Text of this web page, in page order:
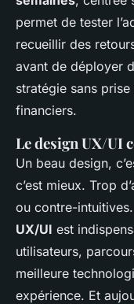
permet de tester
recueillir des
avant de déployer
stratégie sans
financiers.
Le design UX/UI
Un beau design,
c’est mieux. Trop
ou contre-
UX/UI est
utilisateurs,
meilleure
expérience. Et